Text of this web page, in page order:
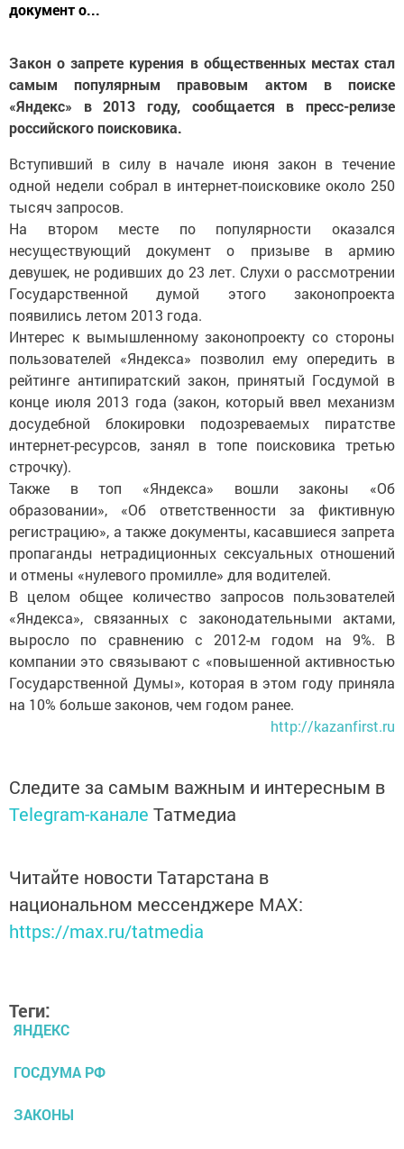
документ о...
Закон о запрете курения в общественных местах стал
самым популярным правовым актом в поиске
«Яндекс» в 2013 году, сообщается в пресс-релизе
российского поисковика.
Вступивший в силу в начале июня закон в течение
одной недели собрал в интернет-поисковике около 250
тысяч запросов.
На втором месте по популярности оказался
несуществующий документ о призыве в армию
девушек, не родивших до 23 лет. Слухи о рассмотрении
Государственной думой этого законопроекта
появились летом 2013 года.
Интерес к вымышленному законопроекту со стороны
пользователей «Яндекса» позволил ему опередить в
рейтинге антипиратский закон, принятый Госдумой в
конце июля 2013 года (закон, который ввел механизм
досудебной блокировки подозреваемых пиратстве
интернет-ресурсов, занял в топе поисковика третью
строчку).
Также в топ «Яндекса» вошли законы «Об
образовании», «Об ответственности за фиктивную
регистрацию», а также документы, касавшиеся запрета
пропаганды нетрадиционных сексуальных отношений
и отмены «нулевого промилле» для водителей.
В целом общее количество запросов пользователей
«Яндекса», связанных с законодательными актами,
выросло по сравнению с 2012-м годом на 9%. В
компании это связывают с «повышенной активностью
Государственной Думы», которая в этом году приняла
на 10% больше законов, чем годом ранее.
http://kazanfirst.ru
Следите за самым важным и интересным в
Telegram-канале Татмедиа
Читайте новости Татарстана в
национальном мессенджере MАХ:
https://max.ru/tatmedia
Теги:
ЯНДЕКС
ГОСДУМА РФ
ЗАКОНЫ